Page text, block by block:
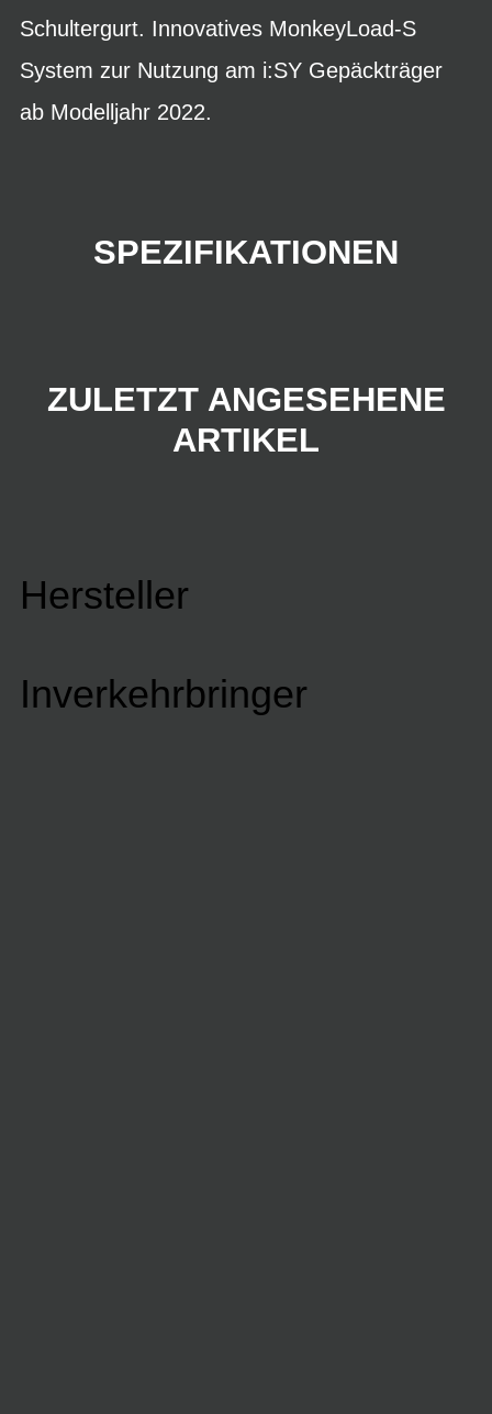
Schultergurt. Innovatives MonkeyLoad-S
System zur Nutzung am i:SY Gepäckträger
ab Modelljahr 2022.
SPEZIFIKATIONEN
ZULETZT ANGESEHENE
ARTIKEL
Hersteller
Inverkehrbringer